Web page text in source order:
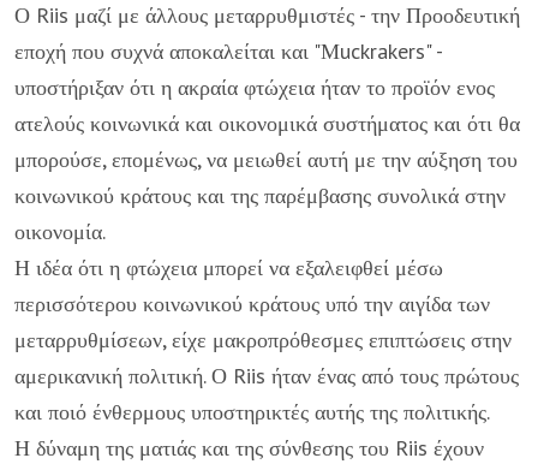
Ο Riis μαζί με άλλους μεταρρυθμιστές - την Προοδευτική
εποχή που συχνά αποκαλείται και "Μuckrakers" -
υποστήριξαν ότι η ακραία φτώχεια ήταν το προϊόν ενος
ατελούς κοινωνικά και οικονομικά συστήματος και ότι θα
μπορούσε, επομένως, να μειωθεί αυτή με την αύξηση του
κοινωνικού κράτους και της παρέμβασης συνολικά στην
οικονομία.
Η ιδέα ότι η φτώχεια μπορεί να εξαλειφθεί μέσω
περισσότερου κοινωνικού κράτους υπό την αιγίδα των
μεταρρυθμίσεων, είχε μακροπρόθεσμες επιπτώσεις στην
αμερικανική πολιτική. Ο Riis ήταν ένας από τους πρώτους
και ποιό ένθερμους υποστηρικτές αυτής της πολιτικής.
Η δύναμη της ματιάς και της σύνθεσης του Riis έχουν